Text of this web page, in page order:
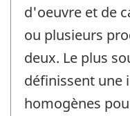
d'oeuvre et de
ou plusieurs
deux. Le plus
définissent une
homogènes